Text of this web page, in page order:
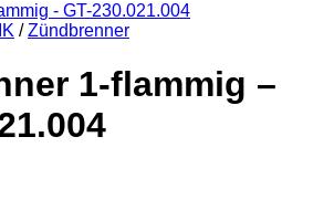
/ Zündbrenner
1-flammig –